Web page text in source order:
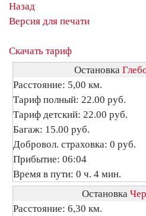
Назад
Версия для печати
Скачать тариф
Остановка
Расстояние: 5,00 км.
Тариф полный: 22.00 руб.
Тариф детский: 22.00 руб.
Багаж: 15.00 руб.
Добровол. страховка: 0 руб.
Прибытие: 06:04
Время в пути: 0 ч. 4 мин.
Остановка
Расстояние: 6,30 км.